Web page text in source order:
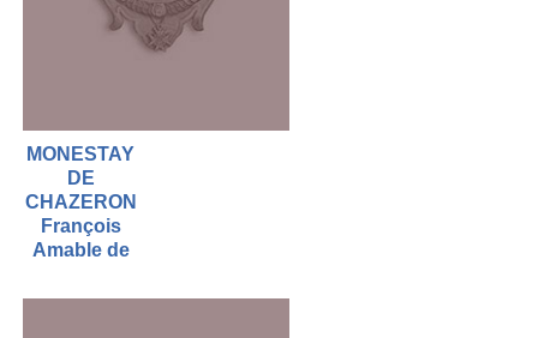
MONESTAY
DE
CHAZERON
François
Amable de